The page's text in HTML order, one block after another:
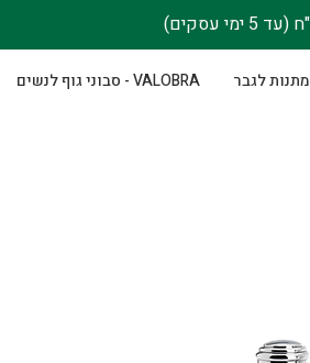
מתנות לגבר VALOBRA - סבוני גוף לנשים